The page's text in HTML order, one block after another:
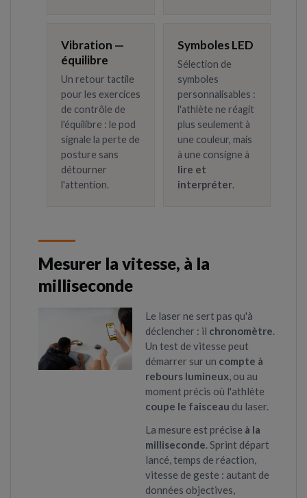
Vibration —
équilibre
Un retour tactile
pour les exercices
de contrôle de
l'équilibre : le pod
signale la perte de
posture sans
détourner
l'attention.
Symboles LED
Sélection de
symboles
personnalisables :
l'athlète ne réagit
plus seulement à
une couleur, mais
à une consigne à
lire et
interpréter.
Mesurer la vitesse, à la
milliseconde
Le laser ne sert pas qu'à
déclencher : il chronomètre.
Un test de vitesse peut
démarrer sur un compte à
rebours lumineux, ou au
moment précis où l'athlète
coupe le faisceau du laser.
La mesure est précise à la
milliseconde. Sprint départ
lancé, temps de réaction,
vitesse de geste : autant de
données objectives,